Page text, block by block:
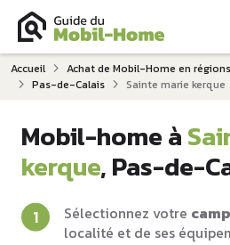
Accueil Achat de Mobil-Home en régions
Pas-de-Calais
Sainte marie kerque
Mobil-home à
kerque, Pas-de-
Sélectionnez votre
localité et de ses